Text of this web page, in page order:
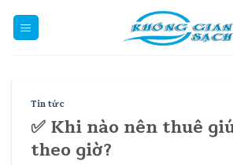
Tin tức
✅ Khi nào nên thuê
theo giờ?